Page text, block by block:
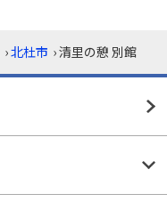
›北杜市 ›清里の憩 別館